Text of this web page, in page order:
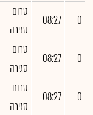
0
08:27
טרום
סגירה
0
08:27
טרום
סגירה
0
08:27
טרום
סגירה